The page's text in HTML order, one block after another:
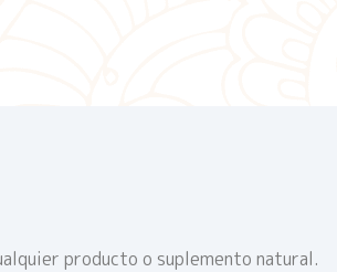
producto o suplemento natural.